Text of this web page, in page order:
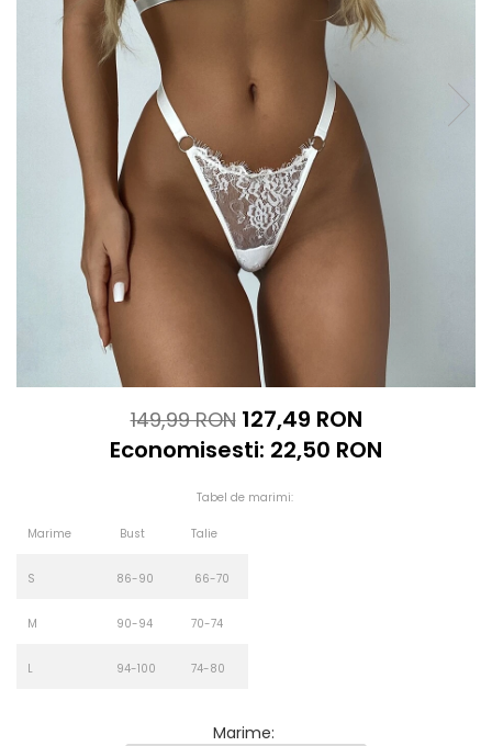
149,99 RON 127,49 RON
Economisesti: 22,50 RON
Tabel de marimi:
Marime Bust Talie
S 86-90 66-70
M 90-94 70-74
L 94-100 74-80
Marime: